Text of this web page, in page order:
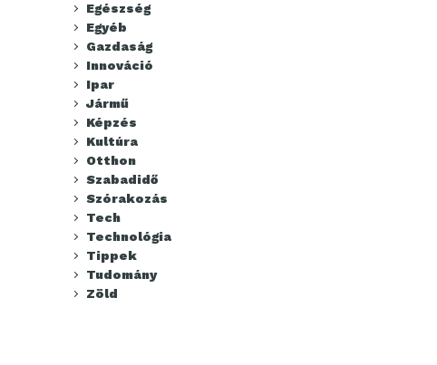
Egészség
Egyéb
Gazdaság
Innováció
Ipar
Jármű
Képzés
Kultúra
Otthon
Szabadidő
Szórakozás
Tech
Technológia
Tippek
Tudomány
Zöld